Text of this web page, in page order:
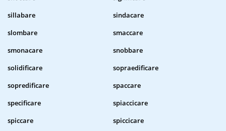
sillabare
sindacare
slombare
smaccare
smonacare
snobbare
solidificare
sopraedificare
sopredificare
spaccare
specificare
spiaccicare
spiccare
spiccicare